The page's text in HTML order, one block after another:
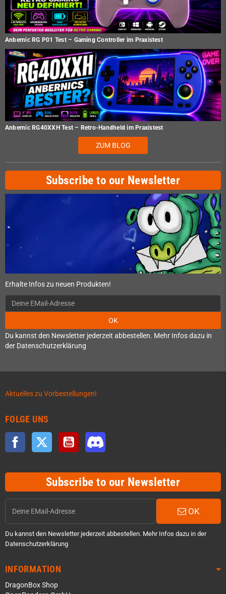
Anbernic RG P01 Test – Gaming Controller im Praxistest
Anbernic RG40XXH Test – Retro-Handheld im Praxistest
ZUM BLOG
Subscribe to our Newsletter
Erhalte Infos zu neuen Produkten!
OK
Du kannst den Newsletter jederzeit abbestellen. Mehr Infos dazu in
der Datenschutzerklärung
Aktuelles zu Vorbestellungen!
FOLGE UNS
Facebook Twitter YouTube
Subscribe to our Newsletter
OK
Du kannst den Newsletter jederzeit abbestellen. Mehr Infos dazu in der
Datenschutzerklärung
INFORMATION
DragonBox Shop